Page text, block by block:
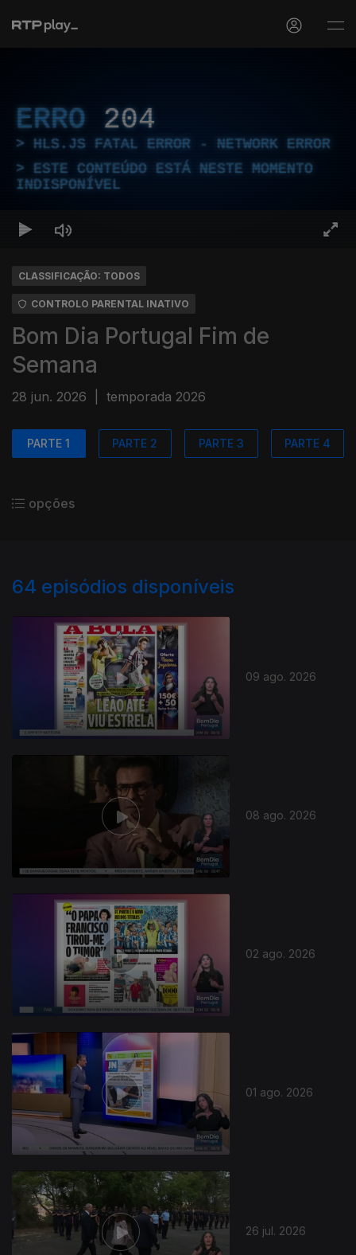
ERRO 204
HLS.JS FATAL ERROR - NETWORK ERROR
ESTE CONTEÚDO ESTÁ NESTE MOMENTO
INDISPONÍVEL
CLASSIFICAÇÃO: TODOS
CONTROLO PARENTAL INATIVO
Bom Dia Portugal Fim de
Semana
28 jun. 2026 temporada 2026
PARTE 1 PARTE 2 PARTE 3 PARTE 4
opções
64 episódios disponíveis
09 ago. 2026
08 ago. 2026
02 ago. 2026
01 ago. 2026
26 jul. 2026